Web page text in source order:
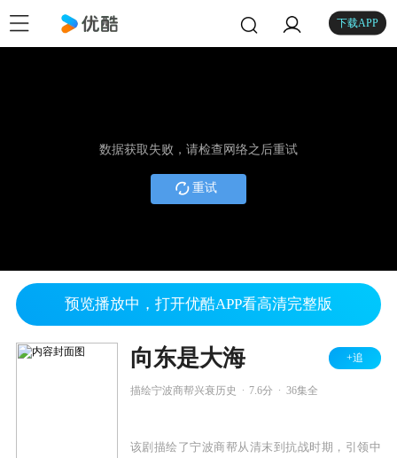
下载APP
数据获取失败，请检查网络之后重试
重试
预览播放中，打开优酷APP看高清完整版
向东是大海 +追
描绘宁波商帮兴衰历史 7.6分 36集全
该剧描绘了宁波商帮从清末到抗战时期，引领中